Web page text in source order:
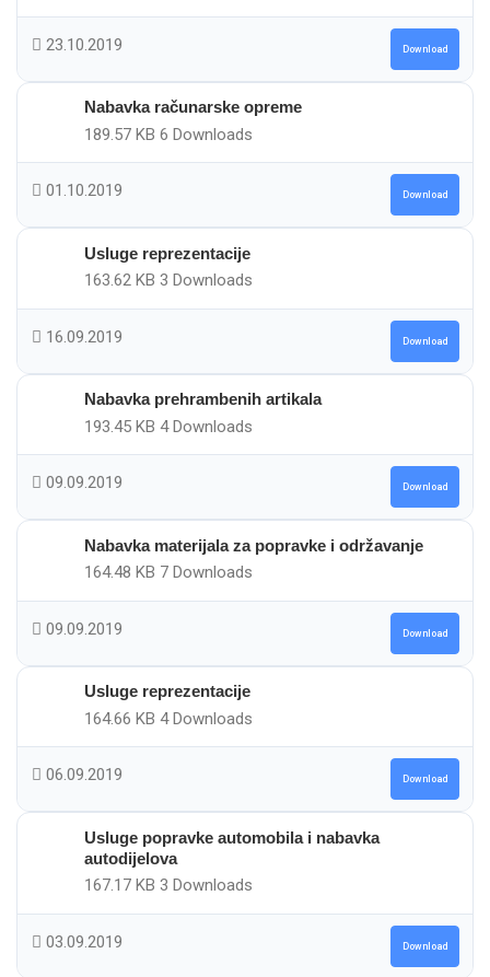
23.10.2019 Download
Nabavka računarske opreme
189.57 KB 6 Downloads
01.10.2019 Download
Usluge reprezentacije
163.62 KB 3 Downloads
16.09.2019 Download
Nabavka prehrambenih artikala
193.45 KB 4 Downloads
09.09.2019 Download
Nabavka materijala za popravke i održavanje
164.48 KB 7 Downloads
09.09.2019 Download
Usluge reprezentacije
164.66 KB 4 Downloads
06.09.2019 Download
Usluge popravke automobila i nabavka
autodijelova
167.17 KB 3 Downloads
03.09.2019 Download